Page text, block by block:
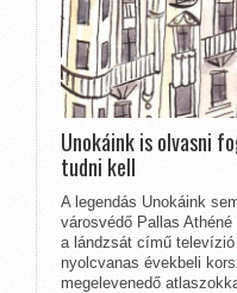
Unokáink is olvasni
tudni kell
A legendás Unokáink
városvédő Pallas
a lándzsát című
nyolcvanas évekbeli
megelevenedő